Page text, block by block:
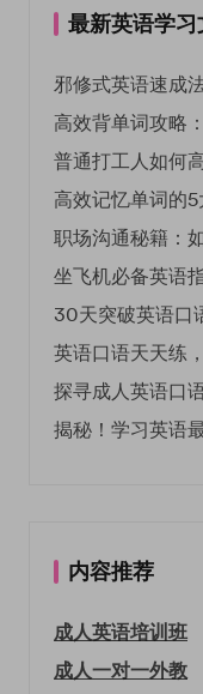
最新英语学习
邪修式英语速成
高效背单词攻略
高效记忆单词的
坐飞机必备英语
30天突破英语口
英语口语天天练
揭秘！学习英语
内容推荐
成人英语培训班
成人一对一外教